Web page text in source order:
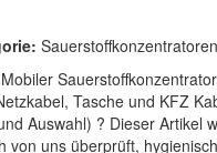
Sauerstoffkonzentratoren
Tasche und KFZ
Auswahl) ? Dieser Artikel
von uns überprüft,